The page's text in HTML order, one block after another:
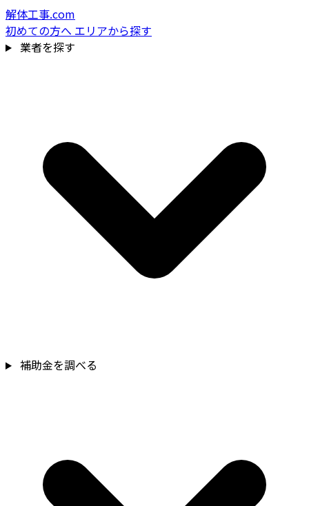
解体工事.com
初めての方へ エリアから探す
業者を探す
補助金を調べる